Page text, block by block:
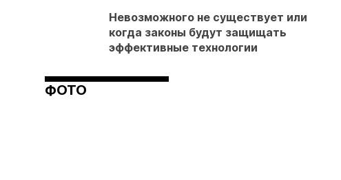
Невозможного не существует или
когда законы будут защищать
эффективные технологии
ФОТО